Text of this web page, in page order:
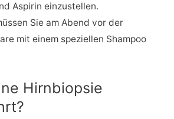
Aspirin einzustellen.
Sie am Abend vor der
mit einem speziellen Shampoo
Hirnbiopsie